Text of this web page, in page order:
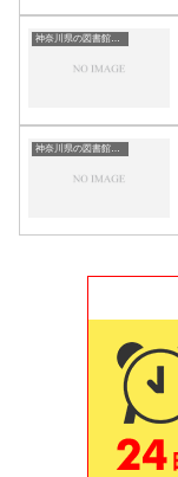
神奈川県の図書館｜勉強できる場所
神奈川県の図書館｜勉強できる場所